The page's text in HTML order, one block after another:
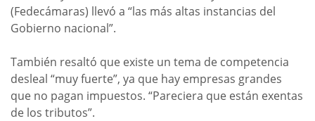
(Fedecámaras) llevó a “las más altas instancias del
Gobierno nacional”.
También resaltó que existe un tema de competencia
desleal “muy fuerte”, ya que hay empresas grandes
que no pagan impuestos. “Pareciera que están exentas
de los tributos”.